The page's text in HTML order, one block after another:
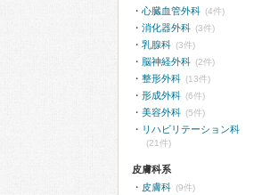
心臓血管外科 (4件)
消化器外科 (3件)
乳腺科 (3件)
脳神経外科 (2件)
整形外科 (13件)
形成外科 (6件)
美容外科 (5件)
リハビリテーション科
(21件)
皮膚科系
皮膚科 (9件)